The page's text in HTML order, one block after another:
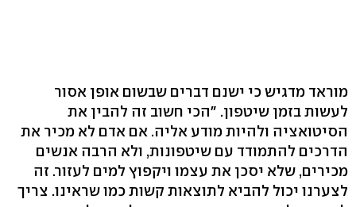
מוראד מדגיש כי ישנם דברים שבשום אופן אסור
לעשות בזמן שיטפון. "הכי חשוב זה להבין את
הסיטואציה ולהיות מודע אליה. אם אדם לא מכיר את
הדרכים להתמודד עם שיטפונות, ולא הרבה אנשים
מכירים, שלא יסכן את עצמו ויקפוץ למים לעזור. זה
לצערנו יכול להביא לתוצאות קשות כמו שראינו. צריך